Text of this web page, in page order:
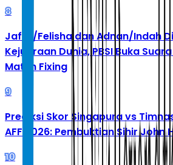
8
Jafar/Felisha dan Adnan/Indah
Kejuaraan Dunia, PBSI Buka
Match Fixing
9
Prediksi Skor Singapura vs
AFF 2026: Pembuktian Sihir John
10